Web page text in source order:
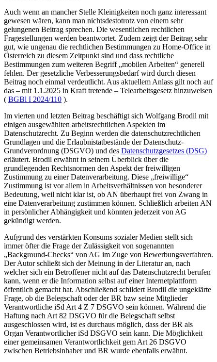
Auch wenn an mancher Stelle Kleinigkeiten noch ganz interessant
gewesen wären, kann man nichtsdestotrotz von einem sehr
gelungenen Beitrag sprechen. Die wesentlichen rechtlichen
Fragestellungen werden beantwortet. Zudem zeigt der Beitrag sehr
gut, wie ungenau die rechtlichen Bestimmungen zu Home-Office in
Österreich zu diesem Zeitpunkt sind und dass rechtliche
Bestimmungen zum weiteren Begriff „mobilen Arbeiten“ generell
fehlen. Der gesetzliche Verbesserungsbedarf wird durch diesen
Beitrag noch einmal verdeutlicht. Aus aktuellem Anlass gilt noch auf
das – mit 1.1.2025 in Kraft tretende – Telearbeitsgesetz hinzuweisen
( BGBl I 2024/110 ).
Im vierten und letzten Beitrag beschäftigt sich Wolfgang Brodil mit
einigen ausgewählten arbeitsrechtlichen Aspekten im
Datenschutzrecht. Zu Beginn werden die datenschutzrechtlichen
Grundlagen und die Erlaubnistatbestände der Datenschutz-
Grundverordnung (DSGVO) und des Datenschutzgesetzes (DSG)
erläutert. Brodil erwähnt in seinem Überblick über die
grundlegenden Rechtsnormen den Aspekt der freiwilligen
Zustimmung zu einer Datenverarbeitung. Diese „freiwillige“
Zustimmung ist vor allem in Arbeitsverhältnissen von besonderer
Bedeutung, weil nicht klar ist, ob AN überhaupt frei von Zwang in
eine Datenverarbeitung zustimmen können. Schließlich arbeiten AN
in persönlicher Abhängigkeit und könnten jederzeit von AG
gekündigt werden.
Aufgrund des verstärkten Konsums sozialer Medien stellt sich
immer öfter die Frage der Zulässigkeit von sogenannten
„Background-Checks“ von AG im Zuge von Bewerbungsverfahren.
Der Autor schließt sich der Meinung in der Literatur an, nach
welcher sich ein Betroffener nicht auf das Datenschutzrecht berufen
kann, wenn er die Information selbst auf einer Internetplattform
öffentlich gemacht hat. Abschließend schildert Brodil die ungeklärte
Frage, ob die Belegschaft oder der BR bzw seine Mitglieder
Verantwortliche iSd Art 4 Z 7 DSGVO sein können. Während die
Haftung nach Art 82 DSGVO für die Belegschaft selbst
ausgeschlossen wird, ist es durchaus möglich, dass der BR als
Organ Verantwortlicher iSd DSGVO sein kann. Die Möglichkeit
einer gemeinsamen Verantwortlichkeit gem Art 26 DSGVO
zwischen Betriebsinhaber und BR wurde ebenfalls erwähnt.